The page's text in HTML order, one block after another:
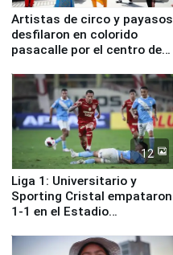
Artistas de circo y payasos
desfilaron en colorido
pasacalle por el centro de
12
Liga 1: Universitario y
Sporting Cristal empataron
1-1 en el Estadio